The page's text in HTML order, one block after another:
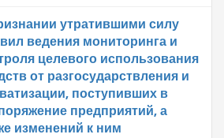
утратившими силу
ведения мониторинга и
целевого использования
от разгосударствления и
поступивших в
предприятий, а
изменений к ним